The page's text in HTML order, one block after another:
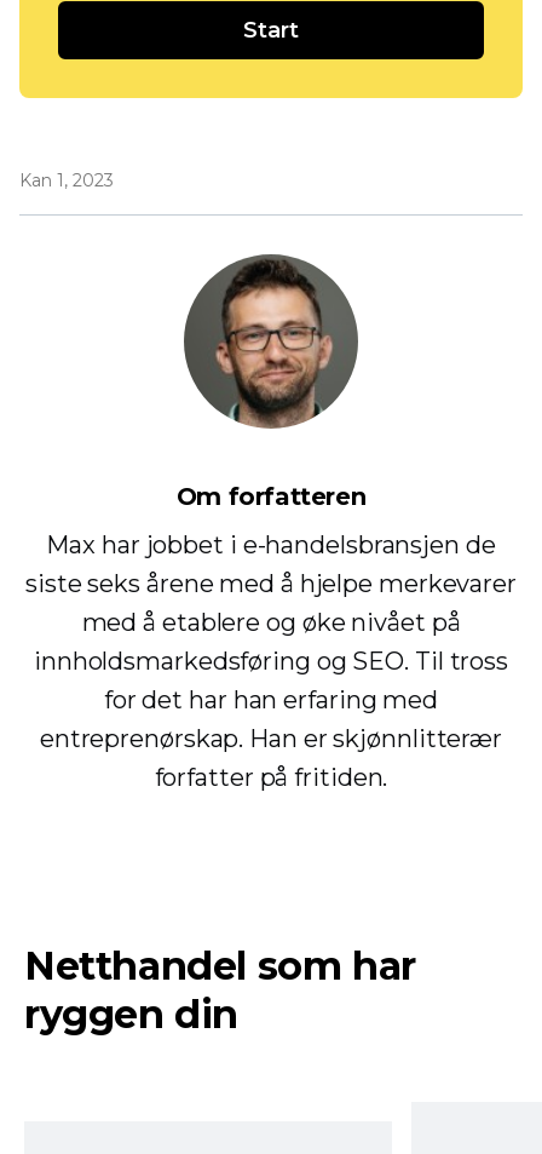
Start
Kan 1, 2023
Om forfatteren
Max har jobbet i e-handelsbransjen de
siste seks årene med å hjelpe merkevarer
med å etablere og øke nivået på
innholdsmarkedsføring og SEO. Til tross
for det har han erfaring med
entreprenørskap. Han er skjønnlitterær
forfatter på fritiden.
Netthandel som har
ryggen din